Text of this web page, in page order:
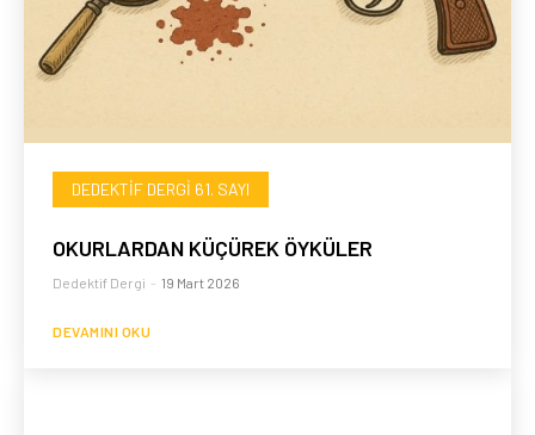
DEDEKTIF DERGI 61. SAYI
OKURLARDAN KÜÇÜREK ÖYKÜLER
Dedektif Dergi - 19 Mart 2026
DEVAMINI OKU